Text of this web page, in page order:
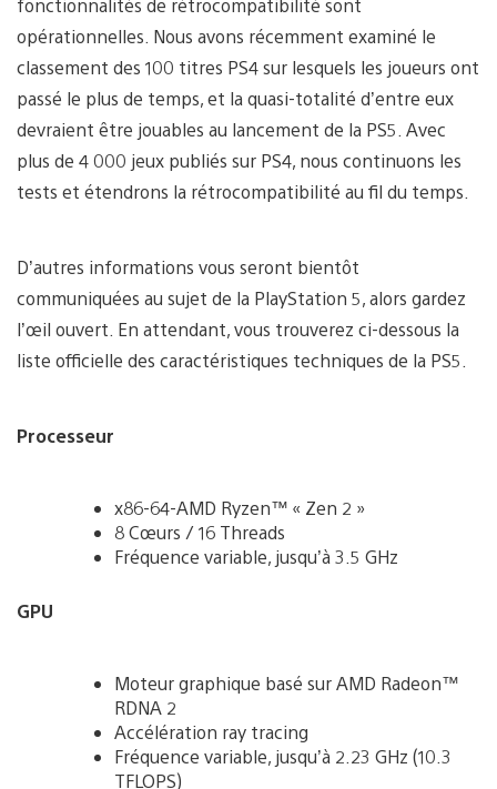
opérationnelles. Nous avons récemment examiné le
classement des 100 titres PS4 sur lesquels les joueurs ont
passé le plus de temps, et la quasi-totalité d’entre eux
devraient être jouables au lancement de la PS5. Avec
plus de 4 000 jeux publiés sur PS4, nous continuons les
tests et étendrons la rétrocompatibilité au fil du temps.
D’autres informations vous seront bientôt
communiquées au sujet de la PlayStation 5, alors gardez
l’œil ouvert. En attendant, vous trouverez ci-dessous la
liste officielle des caractéristiques techniques de la PS5.
Processeur
x86-64-AMD Ryzen™ « Zen 2 »
8 Cœurs / 16 Threads
Fréquence variable, jusqu’à 3.5 GHz
GPU
Moteur graphique basé sur AMD Radeon™
RDNA 2
Accélération ray tracing
Fréquence variable, jusqu’à 2.23 GHz (10.3
TFLOPS)